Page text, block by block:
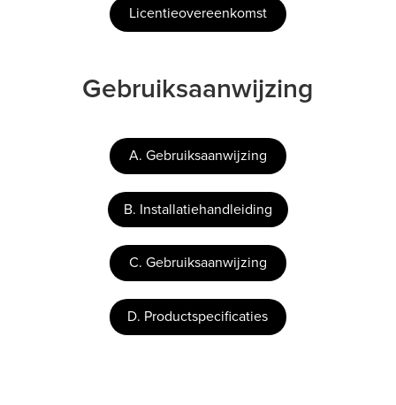
Licentieovereenkomst
Gebruiksaanwijzing
A. Gebruiksaanwijzing
B. Installatiehandleiding
C. Gebruiksaanwijzing
D. Productspecificaties